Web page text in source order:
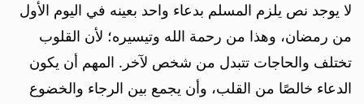
لا يوجد نص يلزم المسلم بدعاء واحد بعينه في اليوم الأول
من رمضان، وهذا من رحمة الله وتيسيره؛ لأن القلوب
تختلف والحاجات تتبدل من شخص لآخر. المهم أن يكون
الدعاء خالصًا من القلب، وأن يجمع بين الرجاء والخضوع